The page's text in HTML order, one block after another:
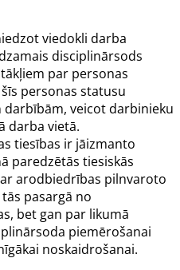
viedokli darba
disciplinārsods
par personas
personas statusu
veicot darbinieku
darba vietā.
tiesības ir jāizmanto
paredzētās tiesiskās
arodbiedrības pilnvaroto
pasargā no
bet gan par likumā
piemērošanai
noskaidrošanai.